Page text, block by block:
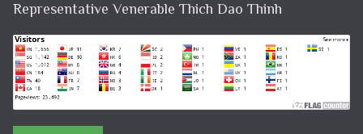
Representative Venerable Thich Dao Thinh